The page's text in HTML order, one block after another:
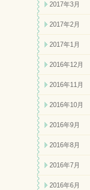
2017年3月
2017年2月
2017年1月
2016年12月
2016年11月
2016年10月
2016年9月
2016年8月
2016年7月
2016年6月